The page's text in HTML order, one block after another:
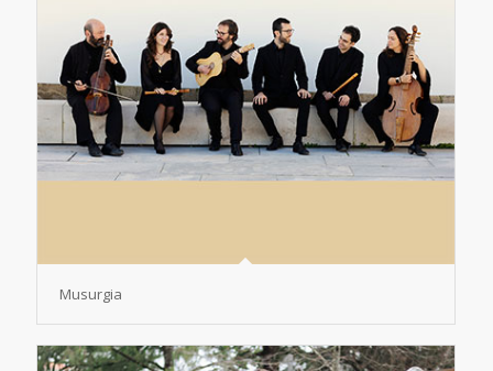
Musurgia